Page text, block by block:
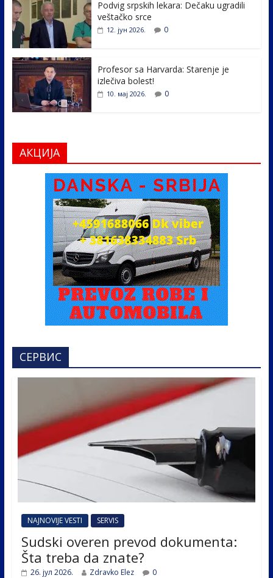
k
Podvig srpskih lekara: Dečaku ugradili
veštačko srce
12. јун 2026. 0
Profesor sa Harvarda: Starenje je
izlečiva bolest!
10. мај 2026. 0
АКЦИЈА
СЕРВИС
NAJNOVIJE VESTI SERVIS
Sudski overen prevod dokumenta:
Šta treba da znate?
26. јул 2026. Zdravko Elez 0